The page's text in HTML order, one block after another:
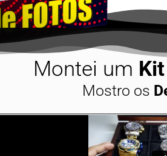
Montei um Kit
Mostro os